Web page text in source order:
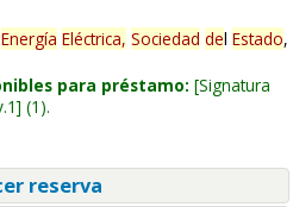
Energía Eléctrica, Sociedad del Estado,
para préstamo: Signatura
(1).
reserva